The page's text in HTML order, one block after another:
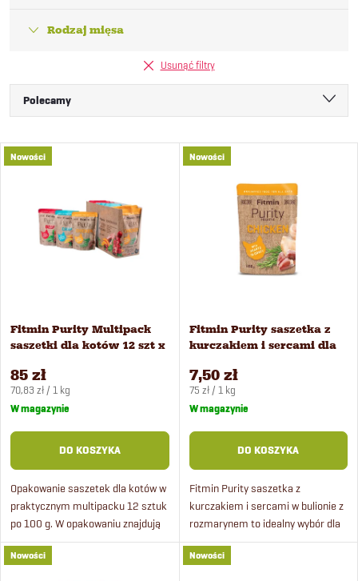
Rodzaj mięsa
Usunąć filtry
S
o
a
n
i
e
p
r
Polecamy
Najdroższe
Alfabetycznie
L
a
p
r
o
d
u
k
Nowości
Fitmin Purity Multipack
saszetki dla kotów 12 szt x
85 zł
Cena
jednostkowa:
70,83 zł / 1 kg
W magazynie
DO KOSZYKA
Opakowanie saszetek dla kotów w
praktycznym multipacku 12 sztuk
po 100 g. W opakowaniu znajdują
się 3 rodzaje saszetek po 4 sztuki:
z wołowiną, kurczakiem i karpiem.
Nowości
Fitmin Purity saszetka z
kurczakiem i sercami dla
7,50 zł
Cena
jednostkowa:
75 zł / 1 kg
W magazynie
DO KOSZYKA
Fitmin Purity saszetka z
kurczakiem i sercami w bulionie z
rozmarynem to idealny wybór dla
wszystkich kotów, w tym kociąt.
Te pyszne 100 g saszetki
Nowości Nowości